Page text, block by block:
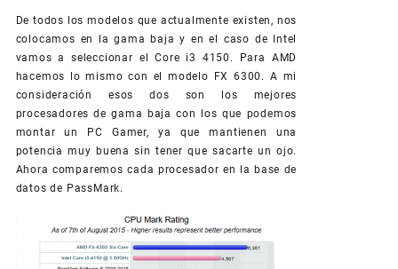
De todos los modelos que actualmente existen, nos
colocamos en la gama baja y en el caso de Intel
vamos a seleccionar el Core i3 4150. Para AMD
hacemos lo mismo con el modelo FX 6300. A mi
consideración esos dos son los mejores
procesadores de gama baja con los que podemos
montar un PC Gamer, ya que mantienen una
potencia muy buena sin tener que sacarte un ojo.
Ahora comparemos cada procesador en la base de
datos de PassMark.